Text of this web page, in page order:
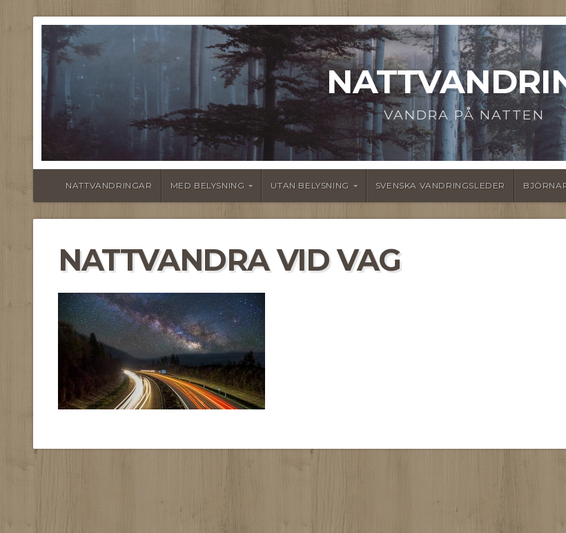
VANDRA PÅ NATTEN
NATTVANDRINGAR MED BELYSNING UTAN BELYSNING SVENSKA VANDRINGSLEDER
NATTVANDRA VID VAG